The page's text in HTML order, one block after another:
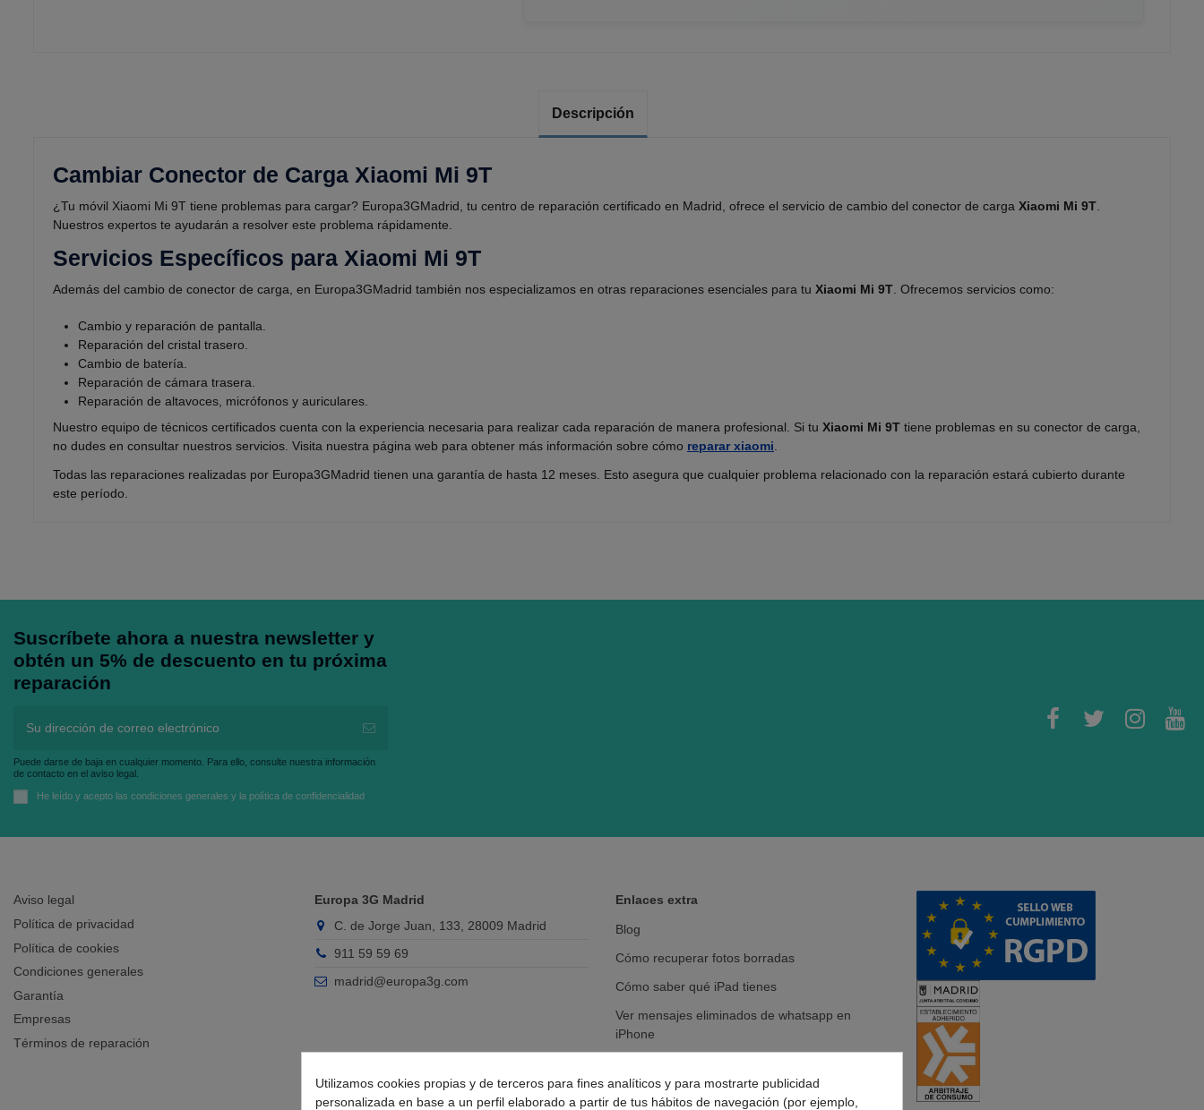
Descripción
Cambiar Conector de Carga Xiaomi Mi 9T
¿Tu móvil Xiaomi Mi 9T tiene problemas para cargar? Europa3GMadrid, tu centro de reparación certificado en Madrid, ofrece el servicio de cambio del conector de carga Xiaomi Mi 9T
Nuestros expertos te ayudarán a resolver este problema rápidamente.
Servicios Específicos para Xiaomi Mi 9T
Además del cambio de conector de carga, en Europa3GMadrid también nos especializamos en otras reparaciones esenciales para tu Xiaomi Mi 9T . Ofrecemos servicios como:
Cambio y reparación de pantalla.
Reparación del cristal trasero.
Cambio de batería.
Reparación de cámara trasera.
Reparación de altavoces, micrófonos y auriculares.
Nuestro equipo de técnicos certificados cuenta con la experiencia necesaria para realizar cada reparación de manera profesional. Si tu Xiaomi Mi 9T tiene problemas en su conector de carga,
no dudes en consultar nuestros servicios. Visita nuestra página web para obtener más información sobre cómo reparar xiaomi
Todas las reparaciones realizadas por Europa3GMadrid tienen una garantía de hasta 12 meses. Esto asegura que cualquier problema relacionado con la reparación estará cubierto durante
este período.
Suscríbete ahora a nuestra newsletter y
obtén un 5% de descuento en tu próxima
reparación
Puede darse de baja en cualquier momento. Para ello, consulte nuestra información
de contacto en el aviso legal.
He leído y acepto las condiciones generales y la política de confidencialidad
Aviso legal
Política de privacidad
Política de cookies
Condiciones generales
Garantía
Empresas
Términos de reparación
Europa 3G Madrid
C. de Jorge Juan, 133, 28009 Madrid
911 59 59 69
madrid@europa3g.com
Enlaces extra
Blog
Cómo recuperar fotos borradas
Cómo saber qué iPad tienes
Ver mensajes eliminados de whatsapp en
iPhone
Cambiar batería iPhone
Utilizamos cookies propias y de terceros para fines analíticos y para mostrarte publicidad
personalizada en base a un perfil elaborado a partir de tus hábitos de navegación (por ejemplo,